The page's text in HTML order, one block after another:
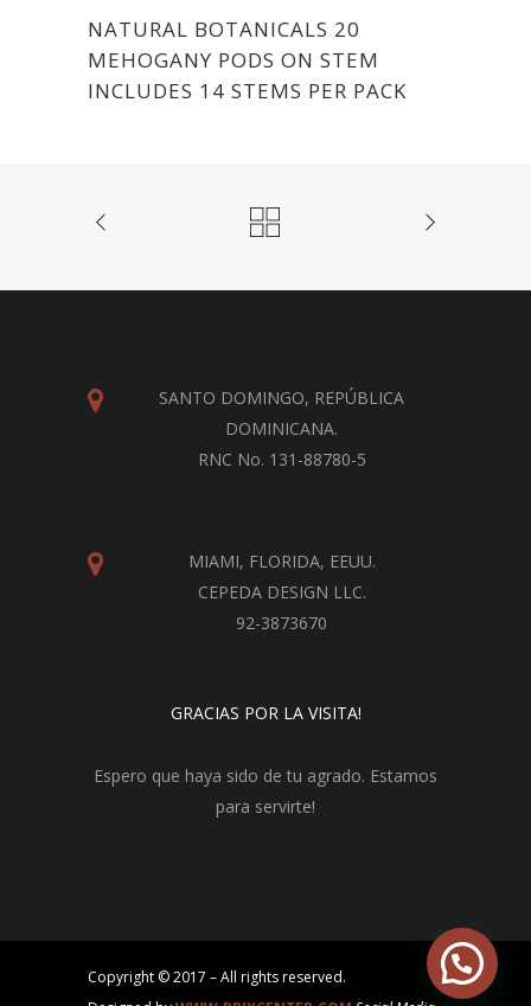
NATURAL BOTANICALS 20
MEHOGANY PODS ON STEM
INCLUDES 14 STEMS PER PACK
SANTO DOMINGO, REPÚBLICA
DOMINICANA.
RNC No. 131-88780-5
MIAMI, FLORIDA, EEUU.
CEPEDA DESIGN LLC.
92-3873670
GRACIAS POR LA VISITA!
Espero que haya sido de tu agrado. Estamos
para servirte!
Copyright © 2017 – All rights reserved.